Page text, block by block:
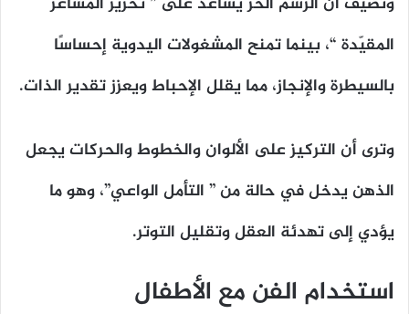
المقيّدة “، بينما تمنح المشغولات اليدوية إحساسًا
بالسيطرة والإنجاز، مما يقلل الإحباط ويعزز تقدير الذات.
وترى أن التركيز على الألوان والخطوط والحركات يجعل
الذهن يدخل في حالة من ” التأمل الواعي”، وهو ما
يؤدي إلى تهدئة العقل وتقليل التوتر.
استخدام الفن مع الأطفال